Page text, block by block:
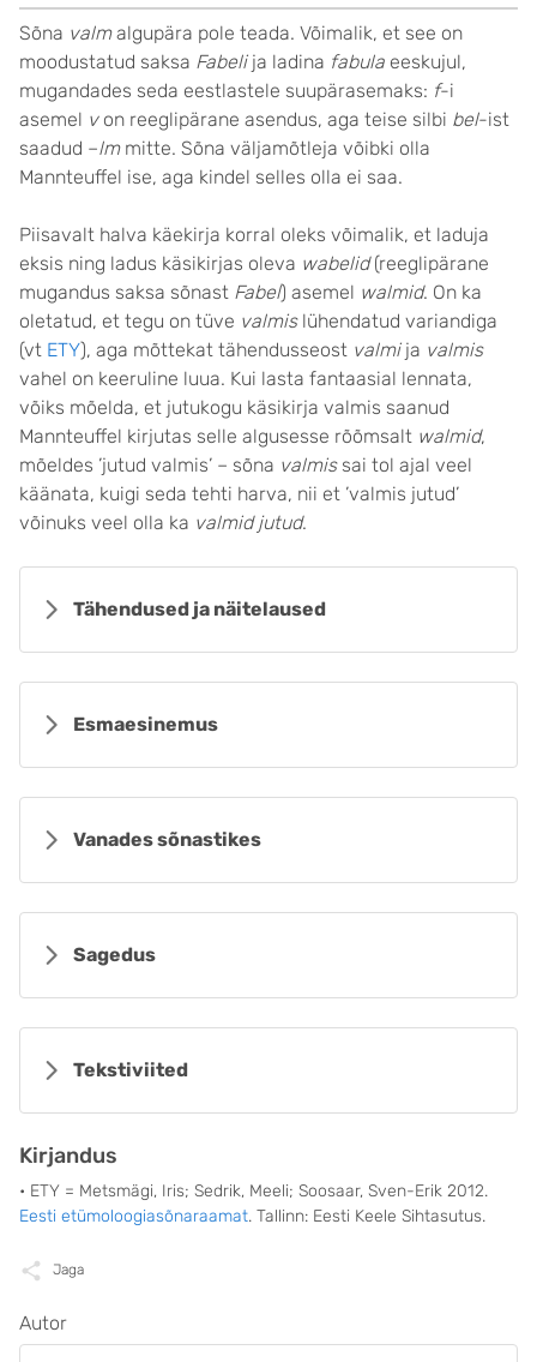
Sõna valmalgupära pole teada. Võimalik, et see on
moodustatud saksa Fabeli ja ladina fabula eeskujul,
mugandades seda eestlastele suupärasemaks: f-i
asemel v on reeglipärane asendus, aga teise silbi bel-ist
saadud –lm mitte. Sõna väljamõtleja võibki olla
Mannteuffel ise, aga kindel selles olla ei saa.
Piisavalt halva käekirja korral oleks võimalik, et laduja
eksis ning ladus käsikirjas oleva wabelid(reeglipärane
mugandus saksa sõnast Fabel) asemel walmid. On ka
oletatud, et tegu on tüve valmis lühendatud variandiga
(vt ETY), aga mõttekat tähendusseost valmi ja valmis
vahel on keeruline luua. Kui lasta fantaasial lennata,
võiks mõelda, et jutukogu käsikirja valmis saanud
Mannteuffel kirjutas selle algusesse rõõmsalt walmid,
mõeldes ’jutud valmis’ – sõna valmis sai tol ajal veel
käänata, kuigi seda tehti harva, nii et ’valmis jutud’
võinuks veel olla ka valmid jutud.
Tähendused ja näitelaused
Esmaesinemus
Vanades sõnastikes
Sagedus
Tekstiviited
Kirjandus
• ETY = Metsmägi, Iris; Sedrik, Meeli; Soosaar, Sven-Erik 2012.
Eesti etümoloogiasõnaraamat. Tallinn: Eesti Keele Sihtasutus.
Jaga
Autor